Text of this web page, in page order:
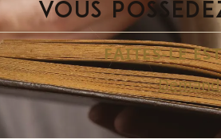
VOUS
FAITES-LE